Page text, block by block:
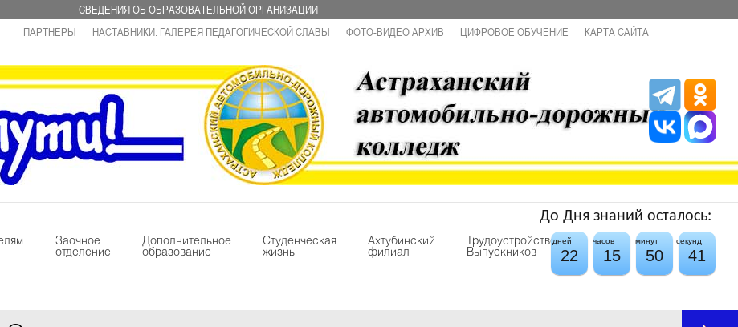
СВЕДЕНИЯ ОБ ОБРАЗОВАТЕЛЬНОЙ ОРГАНИЗАЦИИ
ПАРТНЕРЫ
НАСТАВНИКИ. ГАЛЕРЕЯ ПЕДАГОГИЧЕСКОЙ СЛАВЫ ФОТО-ВИДЕО АРХИВ ЦИФРОВОЕ ОБУЧЕНИЕ КАРТА САЙТА
Заочное
отделение
Дополнительное
образование
Студенческая
жизнь
Ахтубинский
филиал
Трудоустройство
Выпускников
До Дня знаний осталось:
дней часов минут секунд
22 15 50 41